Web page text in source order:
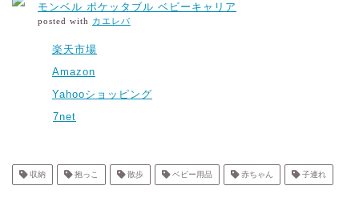
モンベル ポケッタブル ベビーキャリア
posted with カエレバ
楽天市場
Amazon
Yahooショッピング
7net
収納 抱っこ 散歩 ベビー用品 赤ちゃん 子連れ